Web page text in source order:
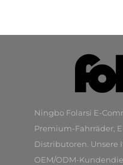
Ningbo Folarsi E-
Premium-Fahrräder,
Distributoren. Unsere
OEM/ODM-